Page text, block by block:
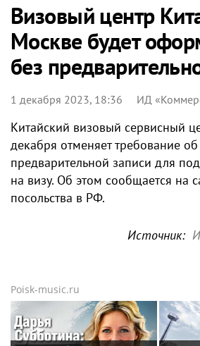
Визовый центр
Москве будет
без
1 декабря 2023, 18:36 ИД
Китайский визовый сервисный
декабря отменяет требование
предварительной записи для
на визу. Об этом сообщается на
посольства в РФ.
Источник:
Poisk-music.ru